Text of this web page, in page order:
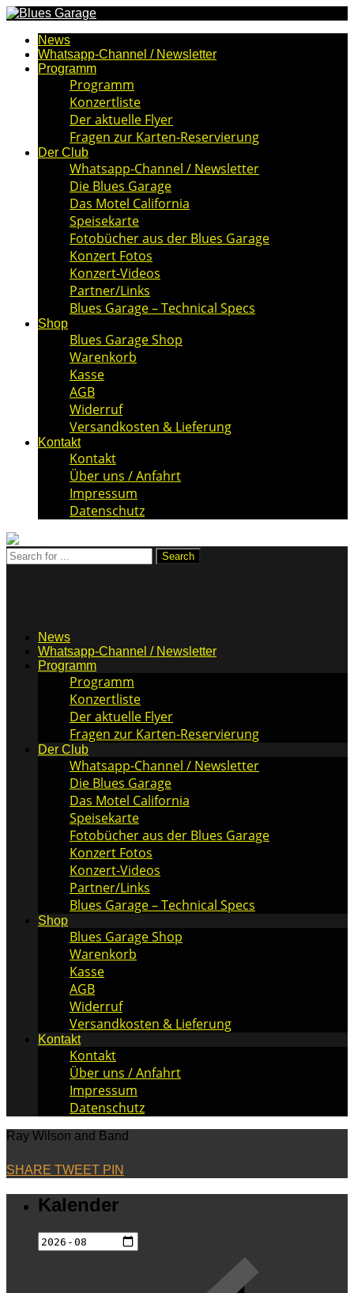
News
Whatsapp-Channel / Newsletter
Programm
Programm
Konzertliste
Der aktuelle Flyer
Fragen zur Karten-Reservierung
Der Club
Whatsapp-Channel / Newsletter
Die Blues Garage
Das Motel California
Speisekarte
Fotobücher aus der Blues Garage
Konzert Fotos
Konzert-Videos
Partner/Links
Blues Garage – Technical Specs
Shop
Blues Garage Shop
Warenkorb
Kasse
AGB
Widerruf
Versandkosten & Lieferung
Kontakt
Kontakt
Über uns / Anfahrt
Impressum
Datenschutz
News
Whatsapp-Channel / Newsletter
Programm
Programm
Konzertliste
Der aktuelle Flyer
Fragen zur Karten-Reservierung
Der Club
Whatsapp-Channel / Newsletter
Die Blues Garage
Das Motel California
Speisekarte
Fotobücher aus der Blues Garage
Konzert Fotos
Konzert-Videos
Partner/Links
Blues Garage – Technical Specs
Shop
Blues Garage Shop
Warenkorb
Kasse
AGB
Widerruf
Versandkosten & Lieferung
Kontakt
Kontakt
Über uns / Anfahrt
Impressum
Datenschutz
Ray Wilson and Band
SHARE TWEET PIN
Kalender